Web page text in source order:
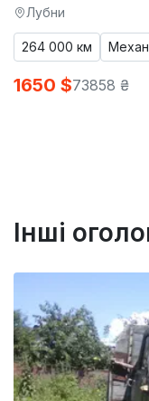
Лубни
264 000 км
1650 $73858 ₴
Інші